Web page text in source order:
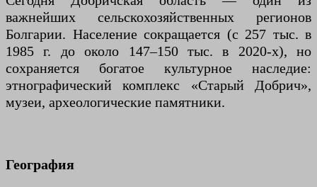
важнейших сельскохозяйственных регионов
Болгарии. Население сокращается (с 257 тыс. в
1985 г. до около 147–150 тыс. в 2020-х), но
сохраняется богатое культурное наследие:
этнографический комплекс «Старый Добрич»,
музеи, археологические памятники.
География